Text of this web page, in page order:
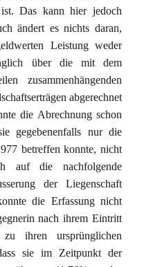
Das kann hier jedoch
ändert es nichts daran,
Leistung weder
über die mit dem
zusammenhängenden
abgerechnet
die Abrechnung schon
gegebenenfalls nur die
betreffen konnte, nicht
auf die nachfolgende
der Liegenschaft
die Erfassung nicht
nach ihrem Eintritt
zu ihren ursprünglichen
sie im Zeitpunkt der